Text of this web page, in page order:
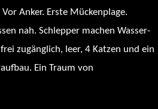
Vor Anker. Erste Mückenplage.
nah. Schlepper machen Wasser-
zugänglich, leer, 4 Katzen und ein
Ein Traum von